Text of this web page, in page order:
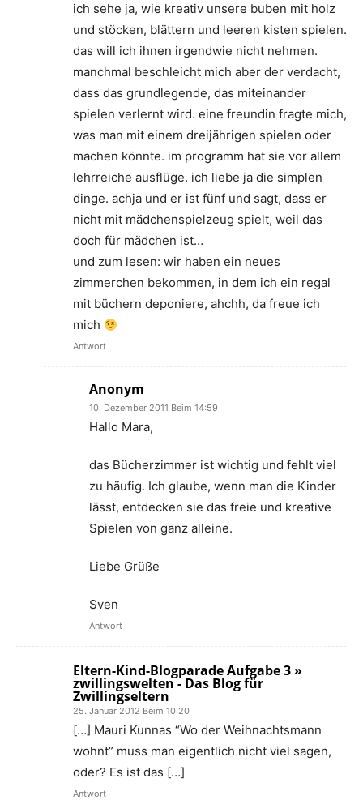
ich sehe ja, wie kreativ unsere buben mit holz
und stöcken, blättern und leeren kisten spielen.
das will ich ihnen irgendwie nicht nehmen.
manchmal beschleicht mich aber der verdacht,
dass das grundlegende, das miteinander
spielen verlernt wird. eine freundin fragte mich,
was man mit einem dreijährigen spielen oder
machen könnte. im programm hat sie vor allem
lehrreiche ausflüge. ich liebe ja die simplen
dinge. achja und er ist fünf und sagt, dass er
nicht mit mädchenspielzeug spielt, weil das
doch für mädchen ist…
und zum lesen: wir haben ein neues
zimmerchen bekommen, in dem ich ein regal
mit büchern deponiere, ahchh, da freue ich
mich
Antwort
Anonym
10. Dezember 2011 Beim 14:59
Hallo Mara,
das Bücherzimmer ist wichtig und fehlt viel
zu häufig. Ich glaube, wenn man die Kinder
lässt, entdecken sie das freie und kreative
Spielen von ganz alleine.
Liebe Grüße
Sven
Antwort
Eltern-Kind-Blogparade Aufgabe 3 »
zwillingswelten - Das Blog für
Zwillingseltern
25. Januar 2012 Beim 10:20
[…] Mauri Kunnas “Wo der Weihnachtsmann
wohnt” muss man eigentlich nicht viel sagen,
oder? Es ist das […]
Antwort